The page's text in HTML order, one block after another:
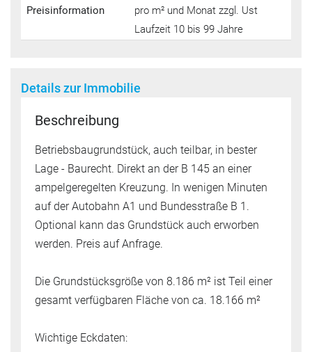
Preisinformation
pro m² und Monat zzgl. Ust
Laufzeit 10 bis 99 Jahre
Details zur Immobilie
Beschreibung
Betriebsbaugrundstück, auch teilbar, in bester
Lage - Baurecht. Direkt an der B 145 an einer
ampelgeregelten Kreuzung. In wenigen Minuten
auf der Autobahn A1 und Bundesstraße B 1.
Optional kann das Grundstück auch erworben
werden. Preis auf Anfrage.
Die Grundstücksgröße von 8.186 m² ist Teil einer
gesamt verfügbaren Fläche von ca. 18.166 m²
Wichtige Eckdaten: